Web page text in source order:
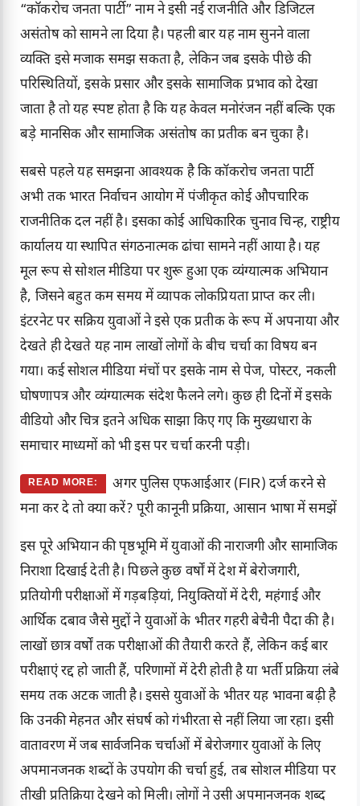
“कॉकरोच जनता पार्टी” नाम ने इसी नई राजनीति और डिजिटल
असंतोष को सामने ला दिया है। पहली बार यह नाम सुनने वाला
व्यक्ति इसे मजाक समझ सकता है, लेकिन जब इसके पीछे की
परिस्थितियों, इसके प्रसार और इसके सामाजिक प्रभाव को देखा
जाता है तो यह स्पष्ट होता है कि यह केवल मनोरंजन नहीं बल्कि एक
बड़े मानसिक और सामाजिक असंतोष का प्रतीक बन चुका है।
सबसे पहले यह समझना आवश्यक है कि कॉकरोच जनता पार्टी
अभी तक भारत निर्वाचन आयोग में पंजीकृत कोई औपचारिक
राजनीतिक दल नहीं है। इसका कोई आधिकारिक चुनाव चिन्ह, राष्ट्रीय
कार्यालय या स्थापित संगठनात्मक ढांचा सामने नहीं आया है। यह
मूल रूप से सोशल मीडिया पर शुरू हुआ एक व्यंग्यात्मक अभियान
है, जिसने बहुत कम समय में व्यापक लोकप्रियता प्राप्त कर ली।
इंटरनेट पर सक्रिय युवाओं ने इसे एक प्रतीक के रूप में अपनाया और
देखते ही देखते यह नाम लाखों लोगों के बीच चर्चा का विषय बन
गया। कई सोशल मीडिया मंचों पर इसके नाम से पेज, पोस्टर, नकली
घोषणापत्र और व्यंग्यात्मक संदेश फैलने लगे। कुछ ही दिनों में इसके
वीडियो और चित्र इतने अधिक साझा किए गए कि मुख्यधारा के
समाचार माध्यमों को भी इस पर चर्चा करनी पड़ी।
READ MORE:
अगर पुलिस एफआईआर (FIR) दर्ज करने से
मना कर दे तो क्या करें? पूरी कानूनी प्रक्रिया, आसान भाषा में समझें
इस पूरे अभियान की पृष्ठभूमि में युवाओं की नाराजगी और सामाजिक
निराशा दिखाई देती है। पिछले कुछ वर्षों में देश में बेरोजगारी,
प्रतियोगी परीक्षाओं में गड़बड़ियां, नियुक्तियों में देरी, महंगाई और
आर्थिक दबाव जैसे मुद्दों ने युवाओं के भीतर गहरी बेचैनी पैदा की है।
लाखों छात्र वर्षों तक परीक्षाओं की तैयारी करते हैं, लेकिन कई बार
परीक्षाएं रद्द हो जाती हैं, परिणामों में देरी होती है या भर्ती प्रक्रिया लंबे
समय तक अटक जाती है। इससे युवाओं के भीतर यह भावना बढ़ी है
कि उनकी मेहनत और संघर्ष को गंभीरता से नहीं लिया जा रहा। इसी
वातावरण में जब सार्वजनिक चर्चाओं में बेरोजगार युवाओं के लिए
अपमानजनक शब्दों के उपयोग की चर्चा हुई, तब सोशल मीडिया पर
तीखी प्रतिक्रिया देखने को मिली। लोगों ने उसी अपमानजनक शब्द